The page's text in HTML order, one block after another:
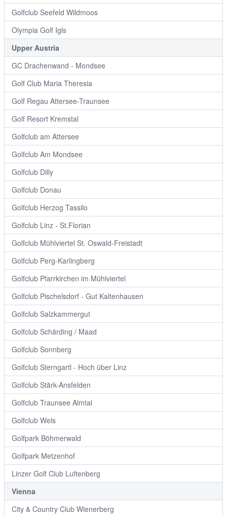
Golfclub Seefeld Wildmoos
Olympia Golf Igls
Upper Austria
GC Drachenwand - Mondsee
Golf Club Maria Theresia
Golf Regau Attersee-Traunsee
Golf Resort Kremstal
Golfclub am Attersee
Golfclub Am Mondsee
Golfclub Dilly
Golfclub Donau
Golfclub Herzog Tassilo
Golfclub Linz - St.Florian
Golfclub Mühlviertel St. Oswald-Freistadt
Golfclub Perg-Karlingberg
Golfclub Pfarrkirchen im Mühlviertel
Golfclub Pischelsdorf - Gut Kaltenhausen
Golfclub Salzkammergut
Golfclub Schärding / Maad
Golfclub Sonnberg
Golfclub Sterngartl - Hoch über Linz
Golfclub Stärk-Ansfelden
Golfclub Traunsee Almtal
Golfclub Wels
Golfpark Böhmerwald
Golfpark Metzenhof
Linzer Golf Club Luftenberg
Vienna
City & Country Club Wienerberg